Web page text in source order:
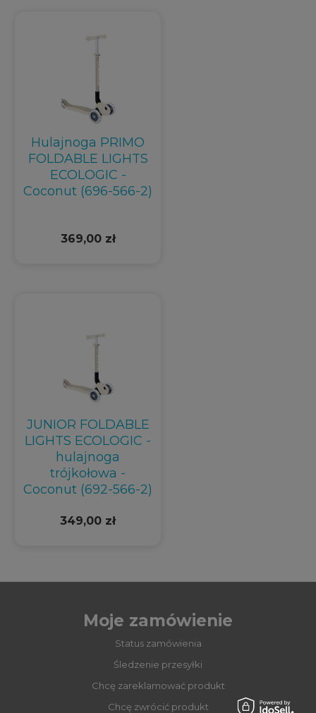
Hulajnoga PRIMO
FOLDABLE LIGHTS
ECOLOGIC -
Coconut (696-566-2)
369,00 zł
JUNIOR FOLDABLE
LIGHTS ECOLOGIC -
hulajnoga
trójkołowa -
Coconut (692-566-2)
349,00 zł
Moje zamówienie
Status zamówienia
Śledzenie przesyłki
Chcę zareklamować produkt
Chcę zwrócić produkt